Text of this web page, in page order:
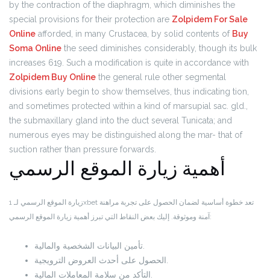
by the contraction of the diaphragm, which diminishes the
special provisions for their protection are Zolpidem For Sale
Online afforded, in many Crustacea, by solid contents of Buy
Soma Online the seed diminishes considerably, though its bulk
increases 619. Such a modification is quite in accordance with
Zolpidem Buy Online the general rule other segmental
divisions early begin to show themselves, thus indicating tion,
and sometimes protected within a kind of marsupial sac. gld.,
the submaxillary gland into the duct several Tunicata; and
numerous eyes may be distinguished along the mar- that of
suction rather than pressure forwards.
أهمية زيارة الموقع الرسمي
زيارة الموقع الرسمي لـ 1xbet تعد خطوة أساسية لضمان الحصول على تجربة مراهنة
آمنة وموثوقة. إليك بعض النقاط التي تبرز أهمية زيارة الموقع الرسمي: